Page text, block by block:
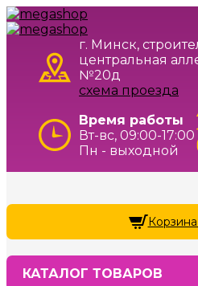
г. Минск,
центральная
№20д
схема проезда
Время работы
Вт-вс, 09:00-17:00
Пн - выходной
КАТАЛОГ ТОВАРОВ